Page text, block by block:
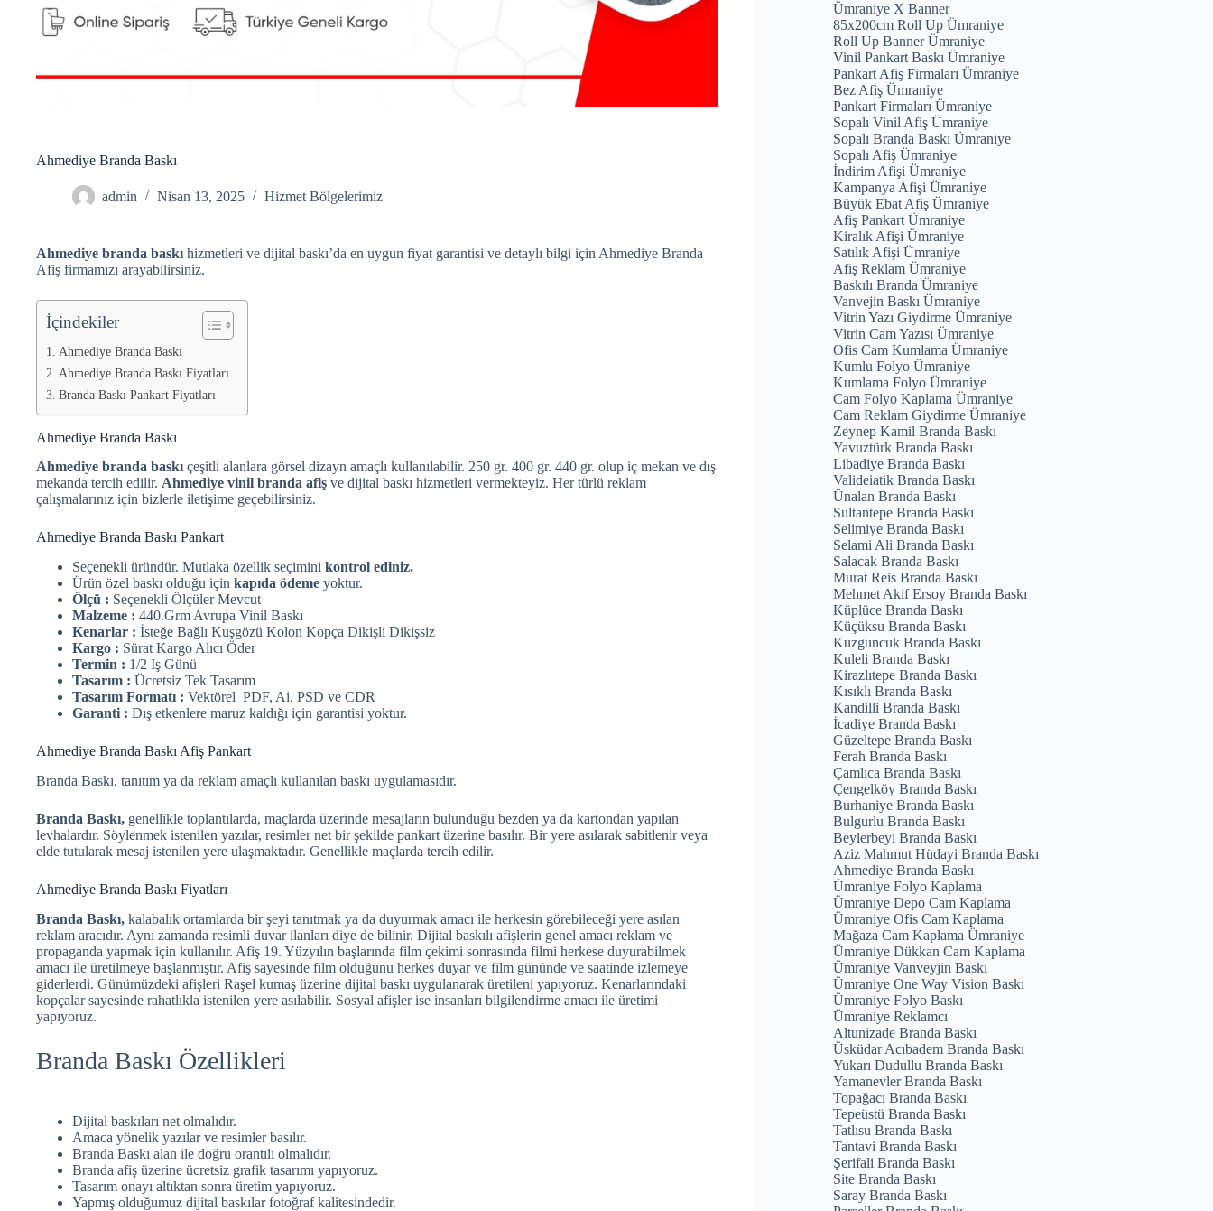
Ahmediye Branda Baskı
admin Nisan 13, 2025 Hizmet Bölgelerimiz
Ahmediye branda baskı hizmetleri ve dijital baskı’da en uygun fiyat garantisi ve detaylı bilgi için Ahmediye Branda
Afiş firmamızı arayabilirsiniz.
İçindekiler
Ahmediye Branda Baskı
Ahmediye Branda Baskı Fiyatları
Branda Baskı Pankart Fiyatları
Ahmediye Branda Baskı
Ahmediye branda baskı çeşitli alanlara görsel dizayn amaçlı kullanılabilir. 250 gr. 400 gr. 440 gr. olup iç mekan ve dış
mekanda tercih edilir. Ahmediye vinil branda afiş ve dijital baskı hizmetleri vermekteyiz. Her türlü reklam
çalışmalarınız için bizlerle iletişime geçebilirsiniz.
Ahmediye Branda Baskı Pankart
Seçenekli üründür. Mutlaka özellik seçimini kontrol ediniz.
Ürün özel baskı olduğu için kapıda ödeme yoktur.
Ölçü : Seçenekli Ölçüler Mevcut
Malzeme : 440.Grm Avrupa Vinil Baskı
Kenarlar : İsteğe Bağlı Kuşgözü Kolon Kopça Dikişli Dikişsiz
Kargo : Sürat Kargo Alıcı Öder
Termin : 1/2 İş Günü
Tasarım : Ücretsiz Tek Tasarım
Tasarım Formatı : Vektörel PDF, Ai, PSD ve CDR
Garanti : Dış etkenlere maruz kaldığı için garantisi yoktur.
Ahmediye Branda Baskı Afiş Pankart
Branda Baskı, tanıtım ya da reklam amaçlı kullanılan baskı uygulamasıdır.
Branda Baskı, genellikle toplantılarda, maçlarda üzerinde mesajların bulunduğu bezden ya da kartondan yapılan
levhalardır. Söylenmek istenilen yazılar, resimler net bir şekilde pankart üzerine basılır. Bir yere asılarak sabitlenir veya
elde tutularak mesaj istenilen yere ulaşmaktadır. Genellikle maçlarda tercih edilir.
Ahmediye Branda Baskı Fiyatları
Branda Baskı, kalabalık ortamlarda bir şeyi tanıtmak ya da duyurmak amacı ile herkesin görebileceği yere asılan
reklam aracıdır. Aynı zamanda resimli duvar ilanları diye de bilinir. Dijital baskılı afişlerin genel amacı reklam ve
propaganda yapmak için kullanılır. Afiş 19. Yüzyılın başlarında film çekimi sonrasında filmi herkese duyurabilmek
amacı ile üretilmeye başlanmıştır. Afiş sayesinde film olduğunu herkes duyar ve film gününde ve saatinde izlemeye
giderlerdi. Günümüzdeki afişleri Raşel kumaş üzerine dijital baskı uygulanarak üretileni yapıyoruz. Kenarlarındaki
kopçalar sayesinde rahatlıkla istenilen yere asılabilir. Sosyal afişler ise insanları bilgilendirme amacı ile üretimi
yapıyoruz.
Branda Baskı Özellikleri
Dijital baskıları net olmalıdır.
Amaca yönelik yazılar ve resimler basılır.
Branda Baskı alan ile doğru orantılı olmalıdır.
Branda afiş üzerine ücretsiz grafik tasarımı yapıyoruz.
Tasarım onayı altıktan sonra üretim yapıyoruz.
Yapmış olduğumuz dijital baskılar fotoğraf kalitesindedir.
Ümraniye X Banner
85x200cm Roll Up Ümraniye
Roll Up Banner Ümraniye
Vinil Pankart Baskı Ümraniye
Pankart Afiş Firmaları Ümraniye
Bez Afiş Ümraniye
Pankart Firmaları Ümraniye
Sopalı Vinil Afiş Ümraniye
Sopalı Branda Baskı Ümraniye
Sopalı Afiş Ümraniye
İndirim Afişi Ümraniye
Kampanya Afişi Ümraniye
Büyük Ebat Afiş Ümraniye
Afiş Pankart Ümraniye
Kiralık Afişi Ümraniye
Satılık Afişi Ümraniye
Afiş Reklam Ümraniye
Baskılı Branda Ümraniye
Vanvejin Baskı Ümraniye
Vitrin Yazı Giydirme Ümraniye
Vitrin Cam Yazısı Ümraniye
Ofis Cam Kumlama Ümraniye
Kumlu Folyo Ümraniye
Kumlama Folyo Ümraniye
Cam Folyo Kaplama Ümraniye
Cam Reklam Giydirme Ümraniye
Zeynep Kamil Branda Baskı
Yavuztürk Branda Baskı
Libadiye Branda Baskı
Valideiatik Branda Baskı
Ünalan Branda Baskı
Sultantepe Branda Baskı
Selimiye Branda Baskı
Selami Ali Branda Baskı
Salacak Branda Baskı
Murat Reis Branda Baskı
Mehmet Akif Ersoy Branda Baskı
Küplüce Branda Baskı
Küçüksu Branda Baskı
Kuzguncuk Branda Baskı
Kuleli Branda Baskı
Kirazlıtepe Branda Baskı
Kısıklı Branda Baskı
Kandilli Branda Baskı
İcadiye Branda Baskı
Güzeltepe Branda Baskı
Ferah Branda Baskı
Çamlıca Branda Baskı
Çengelköy Branda Baskı
Burhaniye Branda Baskı
Bulgurlu Branda Baskı
Beylerbeyi Branda Baskı
Aziz Mahmut Hüdayi Branda Baskı
Ahmediye Branda Baskı
Ümraniye Folyo Kaplama
Ümraniye Depo Cam Kaplama
Ümraniye Ofis Cam Kaplama
Mağaza Cam Kaplama Ümraniye
Ümraniye Dükkan Cam Kaplama
Ümraniye Vanveyjin Baskı
Ümraniye One Way Vision Baskı
Ümraniye Folyo Baskı
Ümraniye Reklamcı
Altunizade Branda Baskı
Üsküdar Acıbadem Branda Baskı
Yukarı Dudullu Branda Baskı
Yamanevler Branda Baskı
Topağacı Branda Baskı
Tepeüstü Branda Baskı
Tatlısu Branda Baskı
Tantavi Branda Baskı
Şerifali Branda Baskı
Site Branda Baskı
Saray Branda Baskı